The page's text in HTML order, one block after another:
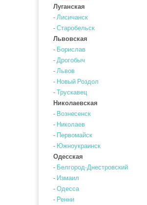
Луганская
- Лисичанск
- Старобельск
Львовская
- Борислав
- Дрогобыч
- Львов
- Новый Роздол
- Трускавец
Николаевская
- Вознесенск
- Николаев
- Первомайск
- Южноукраинск
Одесская
- Белгород-Днестровский
- Измаил
- Одесса
- Ренни